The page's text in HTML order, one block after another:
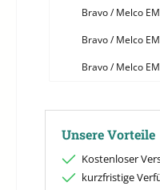
Bravo / Melco
Bravo / Melco
Bravo / Melco
Unsere Vorteile
Kostenloser
kurzfristige